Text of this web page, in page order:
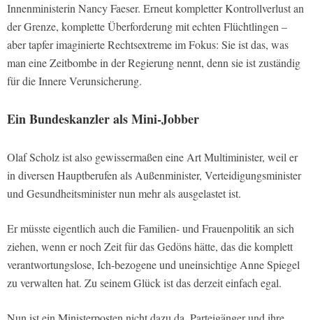
Innenministerin Nancy Faeser. Erneut kompletter Kontrollverlust an
der Grenze, komplette Überforderung mit echten Flüchtlingen –
aber tapfer imaginierte Rechtsextreme im Fokus: Sie ist das, was
man eine Zeitbombe in der Regierung nennt, denn sie ist zuständig
für die Innere Verunsicherung.
Ein Bundeskanzler als Mini-Jobber
Olaf Scholz ist also gewissermaßen eine Art Multiminister, weil er
in diversen Hauptberufen als Außenminister, Verteidigungsminister
und Gesundheitsminister nun mehr als ausgelastet ist.
Er müsste eigentlich auch die Familien- und Frauenpolitik an sich
ziehen, wenn er noch Zeit für das Gedöns hätte, das die komplett
verantwortungslose, Ich-bezogene und uneinsichtige Anne Spiegel
zu verwalten hat. Zu seinem Glück ist das derzeit einfach egal.